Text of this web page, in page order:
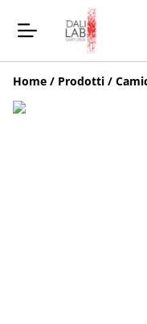
Home / Prodotti /